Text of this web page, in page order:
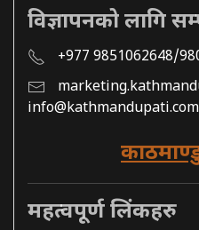
विज्ञापनको लागि
+977 9851062648/
info@kathmandupati.com
महत्वपूर्ण लिंकहरु